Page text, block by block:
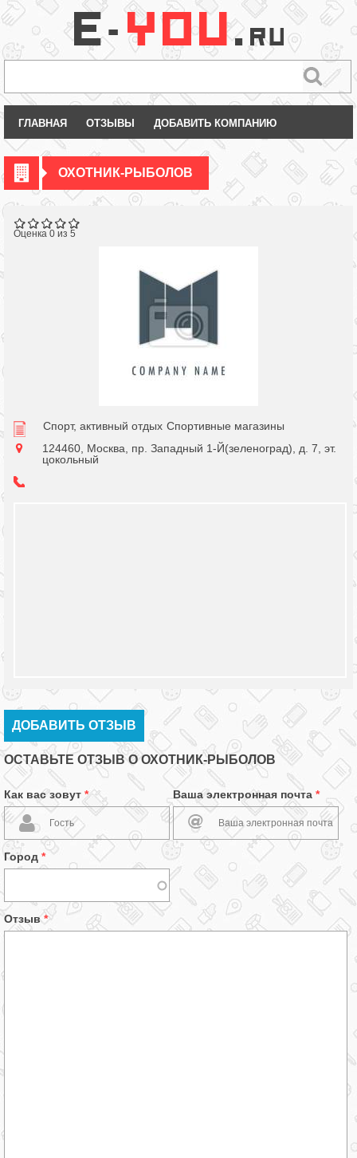
ГЛАВНАЯ ОТЗЫВЫ ДОБАВИТЬ КОМПАНИЮ
ОХОТНИК-РЫБОЛОВ
Оценка 0 из 5
Спорт, активный отдых Спортивные магазины
124460, Москва, пр. Западный 1-Й(зеленоград), д. 7, эт.
цокольный
ДОБАВИТЬ ОТЗЫВ
ОСТАВЬТЕ ОТЗЫВ О ОХОТНИК-РЫБОЛОВ
Как вас зовут * Ваша электронная почта *
Город *
Отзыв*